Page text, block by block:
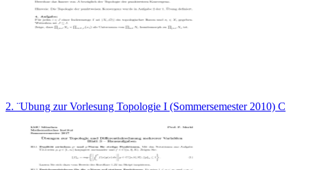
2. ¨Ubung zur Vorlesung Topologie I (Sommersemester 2010) C